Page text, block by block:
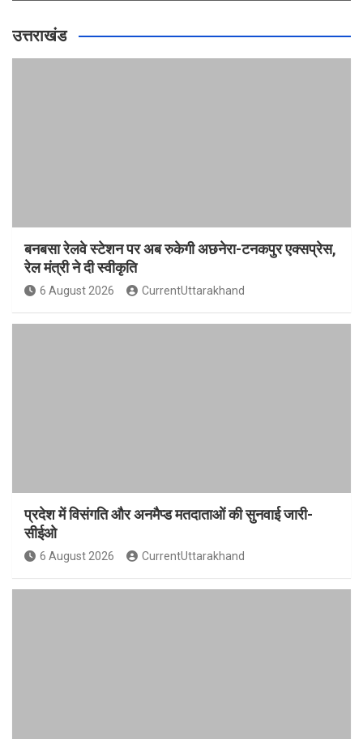
उत्तराखंड
बनबसा रेलवे स्टेशन पर अब रुकेगी अछनेरा-टनकपुर एक्सप्रेस,
रेल मंत्री ने दी स्वीकृति
6 August 2026 CurrentUttarakhand
प्रदेश में विसंगति और अनमैप्ड मतदाताओं की सुनवाई जारी-
सीईओ
6 August 2026 CurrentUttarakhand